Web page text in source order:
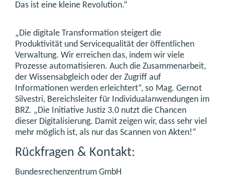
Das ist eine kleine Revolution.“
„Die digitale Transformation steigert die
Produktivität und Servicequalität der öffentlichen
Verwaltung. Wir erreichen das, indem wir viele
Prozesse automatisieren. Auch die Zusammenarbeit,
der Wissensabgleich oder der Zugriff auf
Informationen werden erleichtert“, so Mag. Gernot
Silvestri, Bereichsleiter für Individualanwendungen im
BRZ. „Die Initiative Justiz 3.0 nutzt die Chancen
dieser Digitalisierung. Damit zeigen wir, dass sehr viel
mehr möglich ist, als nur das Scannen von Akten!“
Rückfragen & Kontakt:
Bundesrechenzentrum GmbH